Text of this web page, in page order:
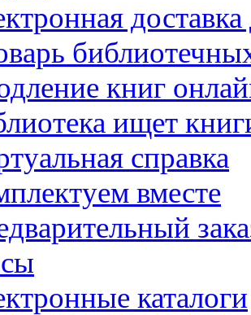
книг
ищет
справка
вместе
каталоги